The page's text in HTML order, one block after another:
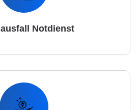
Notdienst